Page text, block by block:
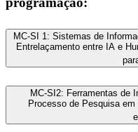
MC-SI 1: Sistemas de
Entrelaçamento entre IA e
MC-SI2: Ferramentas de
Processo de Pesquisa